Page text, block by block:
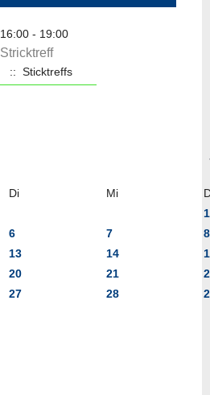
16:00 - 19:00
Stricktreff
:: Sticktreffs
Di Mi
1
6 7
8
13 14
20 21
27 28